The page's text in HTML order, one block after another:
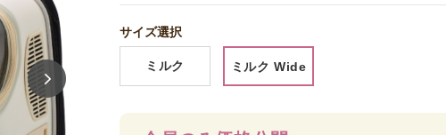
サイズ選択
ミルク ミルク Wide